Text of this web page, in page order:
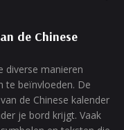
de Chinese
diverse manieren
te beïnvloeden. De
de Chinese kalender
je bord krijgt. Vaak